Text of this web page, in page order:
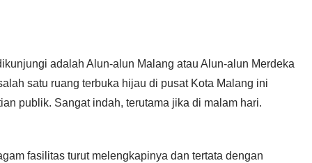
adalah Alun-alun Malang atau Alun-alun Merdeka
satu ruang terbuka hijau di pusat Kota Malang ini
publik. Sangat indah, terutama jika di malam hari.
fasilitas turut melengkapinya dan tertata dengan